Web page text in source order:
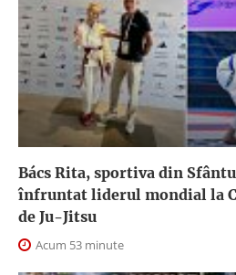
Bács Rita, sportiva din
înfruntat liderul mondial la
de Ju-Jitsu
Acum 53 minute